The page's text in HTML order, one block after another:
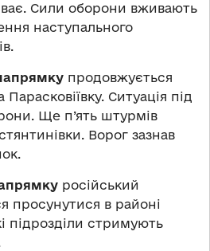
Сили оборони вживають
наступального
продовжується
Парасковіївку. Ситуація під
Ще п’ять штурмів
Ворог зазнав
російський
просунутися в районі
підрозділи стримують